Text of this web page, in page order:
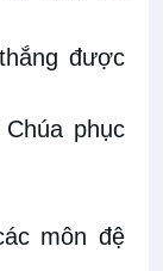
được
phục
môn đệ